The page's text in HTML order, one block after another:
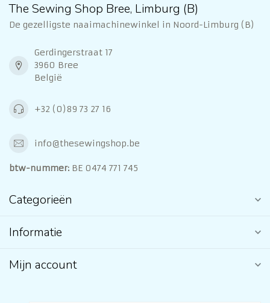
The Sewing Shop Bree, Limburg (B)
De gezelligste naaimachinewinkel in Noord-Limburg (B)
Gerdingerstraat 17
3960 Bree
België
+32 (0)89 73 27 16
info@thesewingshop.be
btw-nummer: BE 0474 771 745
Categorieën
Informatie
Mijn account